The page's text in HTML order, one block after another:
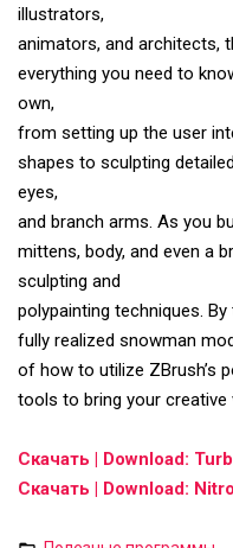
illustrators,
animators, and architects,
everything you need to
own,
from setting up the user
shapes to sculpting
eyes,
and branch arms. As you
mittens, body, and even a
sculpting and
polypainting techniques.
fully realized snowman
of how to utilize ZBrush’s
tools to bring your creative
Скачать | Download:
Скачать | Download: